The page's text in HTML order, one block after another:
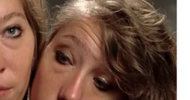
gemacht…
Zucker und angewärmter Milch
und einen Hefeteig
lassen. Wenn sich der Hefeteig